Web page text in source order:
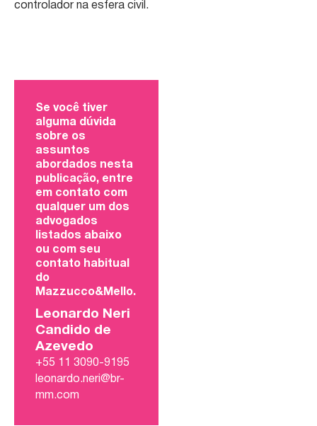
controlador na esfera civil.
Se você tiver
alguma dúvida
sobre os
assuntos
abordados nesta
publicação, entre
em contato com
qualquer um dos
advogados
listados abaixo
ou com seu
contato habitual
do
Mazzucco&Mello.
Leonardo Neri
Candido de
Azevedo
+55 11 3090-9195
leonardo.neri@br-
mm.com